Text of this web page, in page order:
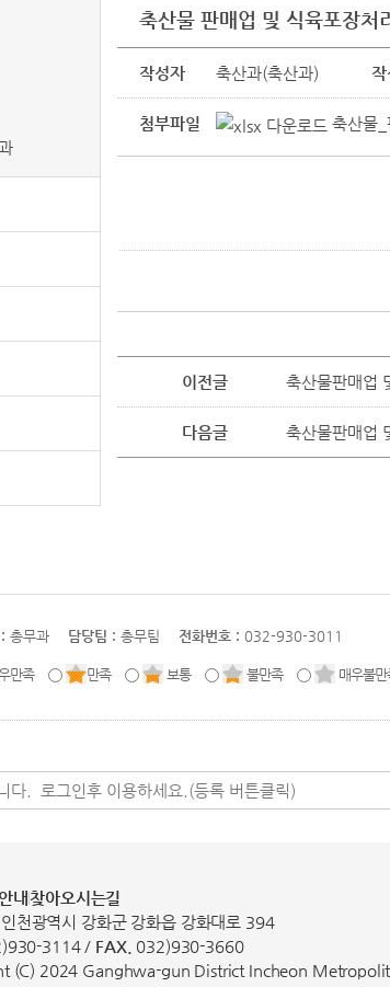
축산물 판매업 및 식육포장
작성자 축산과(축산과)
첨부파일 축산물
이전글 축산물판매업
다음글 축산물판매업
총무과 담당팀 : 총무팀 전화번호 : 032-930-3011
만족 만족 보통 불만족 매우불만
내찾아오시는길
천광역시 강화군 강화읍 강화대로 394
3114 / FAX. 032)930-3660
(C) 2024 Ganghwa-gun District Incheon